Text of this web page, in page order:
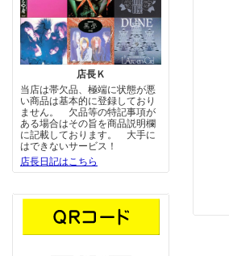
店長Ｋ
当店は帯欠品、極端に状態が悪
い商品は基本的に登録しており
ません。 欠品等の特記事項が
ある場合はその旨を商品説明欄
に記載しております。 大手に
はできないサービス！
店長日記はこちら